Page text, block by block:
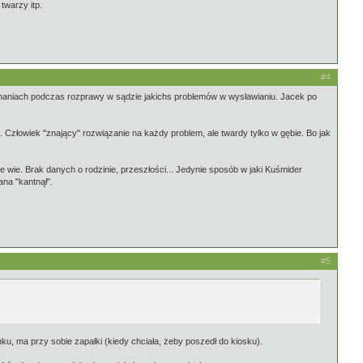
itp.
#4
podczas rozprawy w sądzie jakichs problemów w wysławianiu. Jacek po
"znający" rozwiązanie na każdy problem, ale twardy tylko w gębie. Bo jak
Brak danych o rodzinie, przeszłości... Jedynie sposób w jaki Kuśmider
"kantnął".
#5
ma przy sobie zapałki (kiedy chciała, żeby poszedł do kiosku).